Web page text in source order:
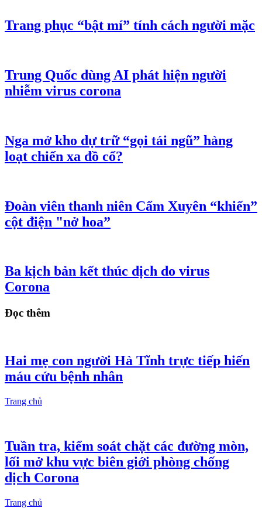
Trang phục “bật mí” tính cách người mặc
Trung Quốc dùng AI phát hiện người
nhiễm virus corona
Nga mở kho dự trữ “gọi tái ngũ” hàng
loạt chiến xa đồ cổ?
Đoàn viên thanh niên Cẩm Xuyên “khiến”
cột điện "nở hoa”
Ba kịch bản kết thúc dịch do virus
Corona
Đọc thêm
Hai mẹ con người Hà Tĩnh trực tiếp hiến
máu cứu bệnh nhân
Trang chủ
Tuần tra, kiểm soát chặt các đường mòn,
lối mở khu vực biên giới phòng chống
dịch Corona
Trang chủ